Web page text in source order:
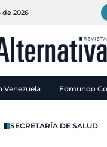
2026
Venezuela Edmundo
SECRETARÍA DE SALUD